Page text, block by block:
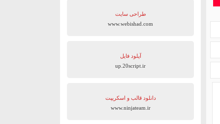
طراحی سایت
www.webishad.com
آپلود فایل
up.20script.ir
دانلود قالب و اسکریپت
www.ninjateam.ir